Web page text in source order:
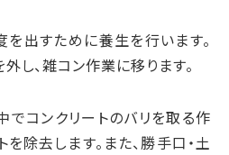
を出すために養生を行います。
し、雑コン作業に移ります。
コンクリートのバリを取る作
除去します。また、勝手口・土